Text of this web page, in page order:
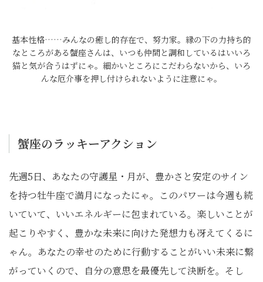
基本性格……みんなの癒し的存在で、努力家。縁の下の力持ち的
なところがある蟹座さんは、いつも仲間と調和しているはいいろ
猫と気が合うはずにゃ。細かいところにこだわらないから、いろ
んな厄介事を押し付けられないように注意にゃ。
蟹座のラッキーアクション
先週5日、あなたの守護星・月が、豊かさと安定のサイン
を持つ牡牛座で満月になったにゃ。このパワーは今週も続
いていて、いいエネルギーに包まれている。楽しいことが
起こりやすく、豊かな未来に向けた発想力も冴えてくるに
ゃん。あなたの幸せのために行動することがいい未来に繋
がっていくので、自分の意思を最優先して決断を。そし